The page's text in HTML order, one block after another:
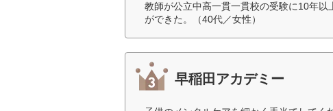
教師が公立中高一貫一貫校の受験に10年
ができた。（40代／女性）
早稲田アカデミー